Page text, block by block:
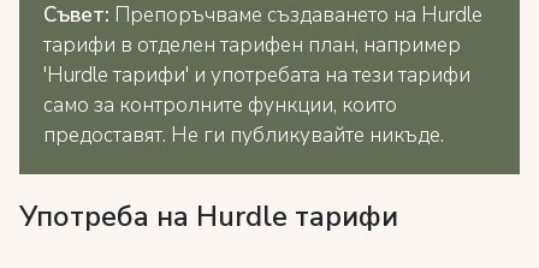
Съвет: Препоръчваме създаването на Hurdle
тарифи в отделен тарифен план, например
'Hurdle тарифи' и употребата на тези тарифи
само за контролните функции, които
предоставят. Не ги публикувайте никъде.
Употреба на Hurdle тарифи